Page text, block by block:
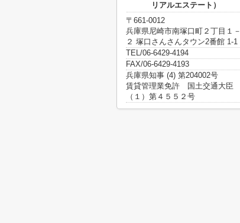
リアルエステート）
〒661-0012
兵庫県尼崎市南塚口町２丁目１－
２ 塚口さんさんタウン2番館 1-1
TEL/06-6429-4194
FAX/06-6429-4193
兵庫県知事 (4) 第204002号
賃貸管理業免許 国土交通大臣
（１）第４５５２号